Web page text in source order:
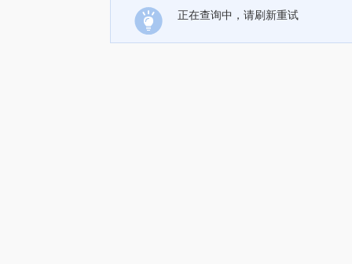
正在查询中，请刷新重试